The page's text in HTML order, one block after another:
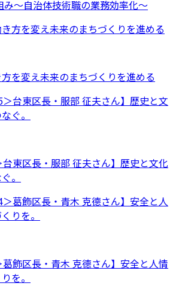
み～自治体技術職の業務効率化～
を変え未来のまちづくりを進める
台東区長・服部 征夫さん】歴史と文化
。
葛飾区長・青木 克德さん】安全と人情
を。